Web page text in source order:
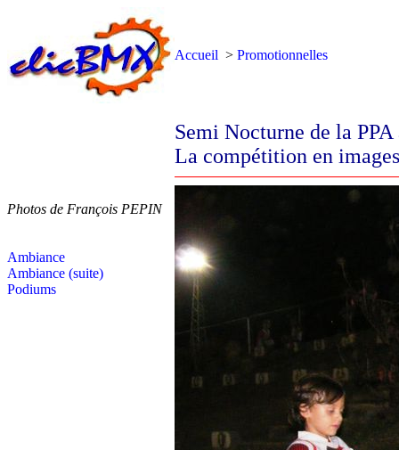
Accueil > Promotionnelles
Semi Nocturne de la
La compétition en
Photos de François PEPIN
Ambiance
Ambiance (suite)
Podiums